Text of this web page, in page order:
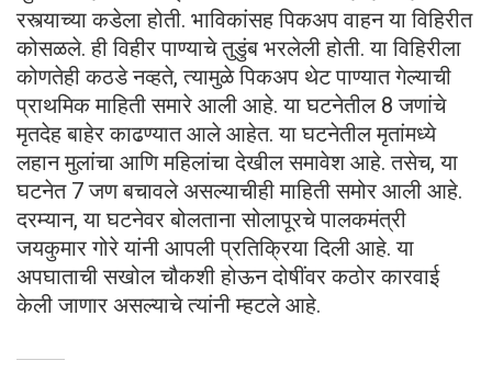
रस्त्याच्या कडेला होती. भाविकांसह पिकअप वाहन या विहिरीत
कोसळले. ही विहीर पाण्याचे तुडुंब भरलेली होती. या विहिरीला
कोणतेही कठडे नव्हते, त्यामुळे पिकअप थेट पाण्यात गेल्याची
प्राथमिक माहिती समारे आली आहे. या घटनेतील 8 जणांचे
मृतदेह बाहेर काढण्यात आले आहेत. या घटनेतील मृतांमध्ये
लहान मुलांचा आणि महिलांचा देखील समावेश आहे. तसेच, या
घटनेत 7 जण बचावले असल्याचीही माहिती समोर आली आहे.
दरम्यान, या घटनेवर बोलताना सोलापूरचे पालकमंत्री
जयकुमार गोरे यांनी आपली प्रतिक्रिया दिली आहे. या
अपघाताची सखोल चौकशी होऊन दोषींवर कठोर कारवाई
केली जाणार असल्याचे त्यांनी म्हटले आहे.